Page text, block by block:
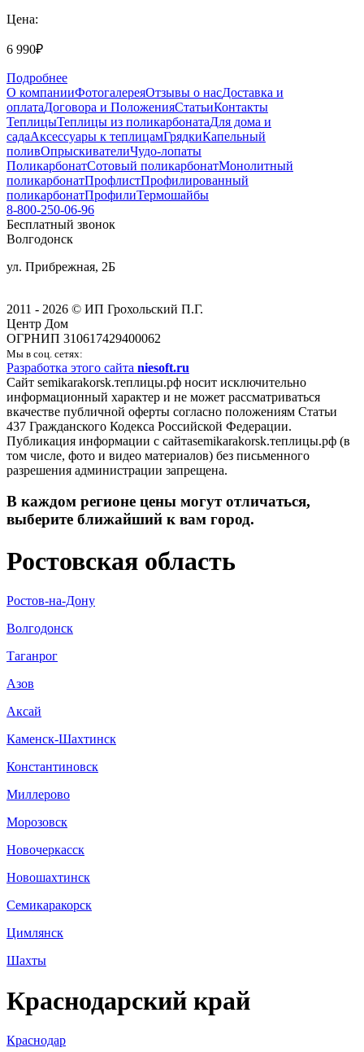
Цена:
6 990₽
Подробнее
О компанииФотогалереяОтзывы о насДоставка и
оплатаДоговора и ПоложенияСтатьиКонтакты
ТеплицыТеплицы из поликарбонатаДля дома и
садаАксессуары к теплицамГрядкиКапельный
поливОпрыскивателиЧудо-лопаты
ПоликарбонатСотовый поликарбонатМонолитный
поликарбонатПрофлистПрофилированный
поликарбонатПрофилиТермошайбы
8-800-250-06-96
Бесплатный звонок
Волгодонск
ул. Прибрежная, 2Б
2011 - 2026 © ИП Грохольский П.Г.
Центр Дом
ОГРНИП 310617429400062
Мы в соц. сетях:
Разработка этого сайта niesoft.ru
Сайт semikarakorsk.теплицы.рф носит исключительно
информационный характер и не может рассматриваться
вкачестве публичной оферты согласно положениям Статьи
437 Гражданского Кодекса Российской Федерации.
Публикация информации с сайтаsemikarakorsk.теплицы.рф (в
том числе, фото и видео материалов) без письменного
разрешения администрации запрещена.
В каждом регионе цены могут отличаться,
выберите ближайший к вам город.
Ростовская область
Ростов-на-Дону
Волгодонск
Таганрог
Азов
Аксай
Каменск-Шахтинск
Константиновск
Миллерово
Морозовск
Новочеркасск
Новошахтинск
Семикаракорск
Цимлянск
Шахты
Краснодарский край
Краснодар